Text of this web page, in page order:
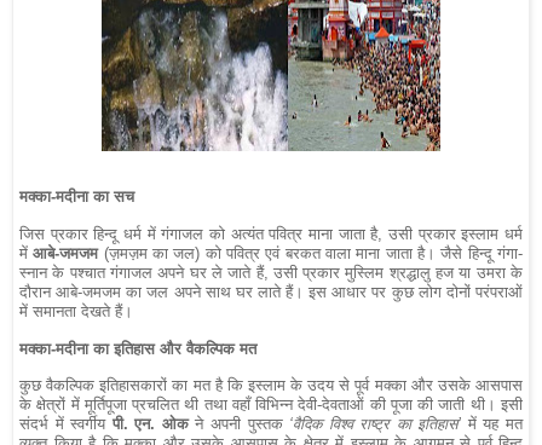
मक्का-मदीना का सच
जिस प्रकार हिन्दू धर्म में गंगाजल को अत्यंत पवित्र माना जाता है, उसी प्रकार इस्लाम धर्म
मेंआबे-जमजम(ज़मज़म का जल) को पवित्र एवं बरकत वाला माना जाता है। जैसे हिन्दू गंगा-
स्नान के पश्चात गंगाजल अपने घर ले जाते हैं, उसी प्रकार मुस्लिम श्रद्धालु हज या उमरा के
दौरान आबे-जमजम का जल अपने साथ घर लाते हैं। इस आधार पर कुछ लोग दोनों परंपराओं
में समानता देखते हैं।
मक्का-मदीना का इतिहास और वैकल्पिक मत
कुछ वैकल्पिक इतिहासकारों का मत है कि इस्लाम के उदय से पूर्व मक्का और उसके आसपास
के क्षेत्रों में मूर्तिपूजा प्रचलित थी तथा वहाँ विभिन्न देवी-देवताओं की पूजा की जाती थी। इसी
संदर्भ में स्वर्गीय पी. एन. ओकने अपनी पुस्तक ‘वैदिक विश्व राष्ट्र का इतिहास’ में यह मत